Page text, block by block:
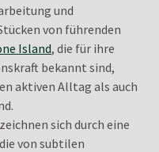
und
von führenden
Island, die für ihre
bekannt sind,
aktiven Alltag als auch
zeichnen sich durch eine
von subtilen